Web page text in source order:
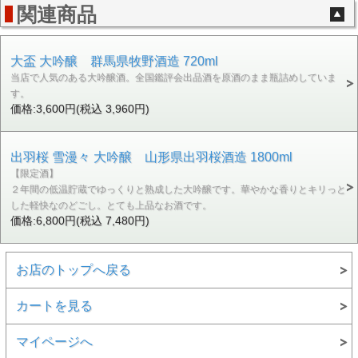
関連商品
大盃 大吟醸 群馬県牧野酒造 720ml
当店で人気のある大吟醸酒。全国鑑評会出品酒を原酒のまま瓶詰めしていま
す。
価格:3,600円(税込 3,960円)
出羽桜 雪漫々 大吟醸 山形県出羽桜酒造 1800ml
【限定酒】
２年間の低温貯蔵でゆっくりと熟成した大吟醸です。華やかな香りとキリっと
した軽快なのどごし。とても上品なお酒です。
価格:6,800円(税込 7,480円)
お店のトップへ戻る
カートを見る
マイページへ